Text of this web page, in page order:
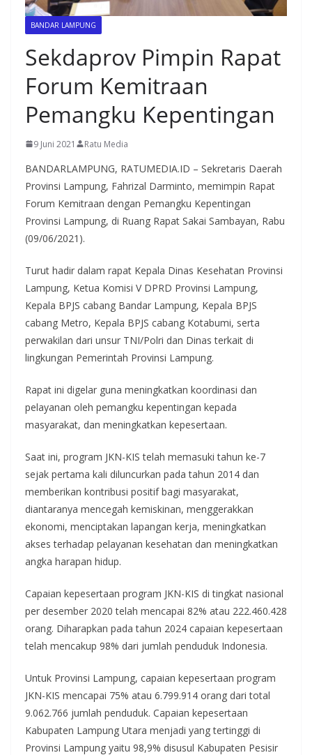
BANDAR LAMPUNG
Sekdaprov Pimpin Rapat
Forum Kemitraan
Pemangku Kepentingan
9 Juni 2021 Ratu Media
BANDARLAMPUNG, RATUMEDIA.ID – Sekretaris Daerah
Provinsi Lampung, Fahrizal Darminto, memimpin Rapat
Forum Kemitraan dengan Pemangku Kepentingan
Provinsi Lampung, di Ruang Rapat Sakai Sambayan, Rabu
(09/06/2021).
Turut hadir dalam rapat Kepala Dinas Kesehatan Provinsi
Lampung, Ketua Komisi V DPRD Provinsi Lampung,
Kepala BPJS cabang Bandar Lampung, Kepala BPJS
cabang Metro, Kepala BPJS cabang Kotabumi, serta
perwakilan dari unsur TNI/Polri dan Dinas terkait di
lingkungan Pemerintah Provinsi Lampung.
Rapat ini digelar guna meningkatkan koordinasi dan
pelayanan oleh pemangku kepentingan kepada
masyarakat, dan meningkatkan kepesertaan.
Saat ini, program JKN-KIS telah memasuki tahun ke-7
sejak pertama kali diluncurkan pada tahun 2014 dan
memberikan kontribusi positif bagi masyarakat,
diantaranya mencegah kemiskinan, menggerakkan
ekonomi, menciptakan lapangan kerja, meningkatkan
akses terhadap pelayanan kesehatan dan meningkatkan
angka harapan hidup.
Capaian kepesertaan program JKN-KIS di tingkat nasional
per desember 2020 telah mencapai 82% atau 222.460.428
orang. Diharapkan pada tahun 2024 capaian kepesertaan
telah mencakup 98% dari jumlah penduduk Indonesia.
Untuk Provinsi Lampung, capaian kepesertaan program
JKN-KIS mencapai 75% atau 6.799.914 orang dari total
9.062.766 jumlah penduduk. Capaian kepesertaan
Kabupaten Lampung Utara menjadi yang tertinggi di
Provinsi Lampung yaitu 98,9% disusul Kabupaten Pesisir